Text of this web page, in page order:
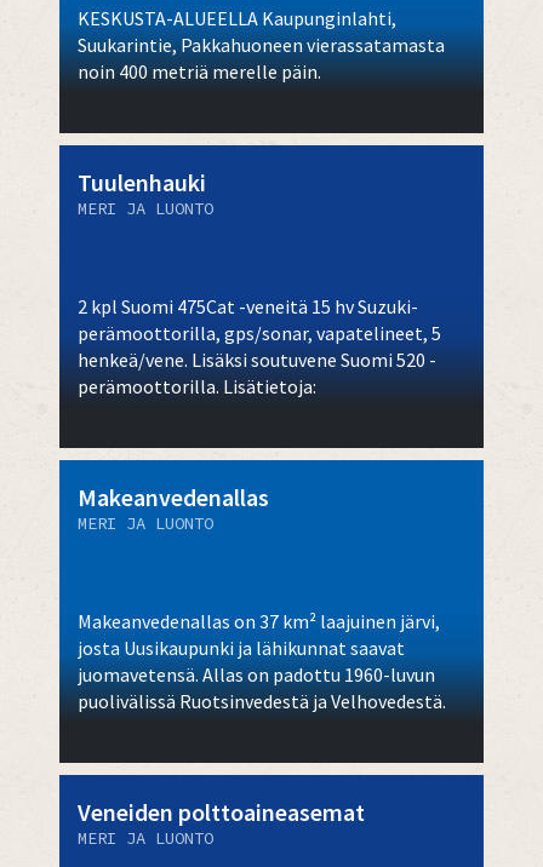
KESKUSTA-ALUEELLA Kaupunginlahti,
Suukarintie, Pakkahuoneen vierassatamasta
noin 400 metriä merelle päin.
Tuulenhauki
MERI JA LUONTO
2 kpl Suomi 475Cat -veneitä 15 hv Suzuki-
perämoottorilla, gps/sonar, vapatelineet, 5
henkeä/vene. Lisäksi soutuvene Suomi 520 -
perämoottorilla. Lisätietoja:
Makeanvedenallas
MERI JA LUONTO
Makeanvedenallas on 37 km² laajuinen järvi,
josta Uusikaupunki ja lähikunnat saavat
juomavetensä. Allas on padottu 1960-luvun
puolivälissä Ruotsinvedestä ja Velhovedestä.
Veneiden polttoaineasemat
MERI JA LUONTO